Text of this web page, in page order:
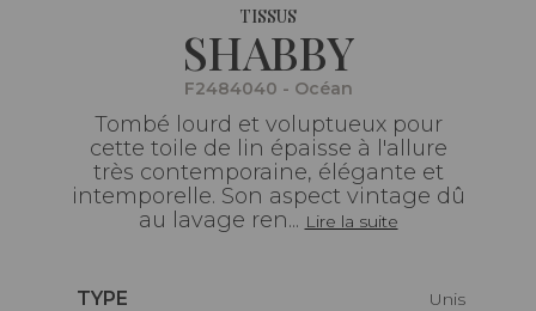
TISSUS
SHABBY
F2484040 - Océan
Tombé lourd et voluptueux pour
cette toile de lin épaisse à l'allure
très contemporaine, élégante et
intemporelle. Son aspect vintage dû
au lavage ren... Lire la suite
Caractéristiques
TYPE
Unis